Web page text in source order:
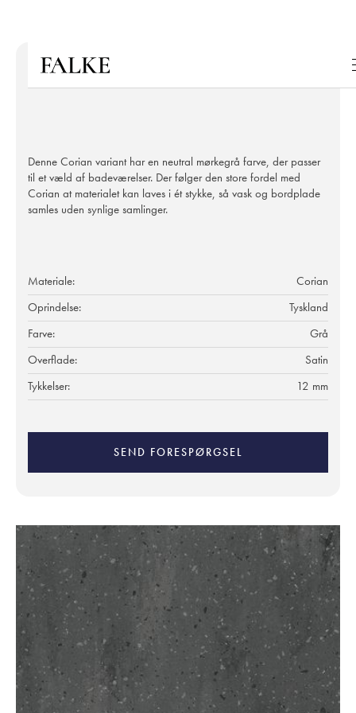
Denne Corian variant har en neutral mørkegrå farve, der passer
til et væld af badeværelser. Der følger den store fordel med
Corian at materialet kan laves i ét stykke, så vask og bordplade
samles uden synlige samlinger.
Materiale:
Corian
Oprindelse:
Tyskland
Farve:
Grå
Overflade:
Satin
Tykkelser:
12 mm
SEND FORESPØRGSEL